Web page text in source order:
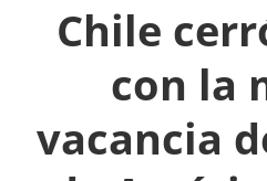
Chile
con la
vacancia